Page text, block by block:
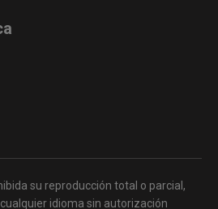
su reproducción total o parcial,
idioma sin autorización